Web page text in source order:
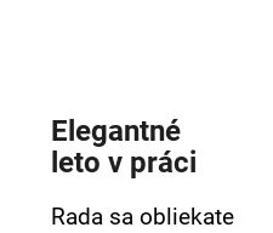
Elegantné
leto v práci
Rada sa obliekate